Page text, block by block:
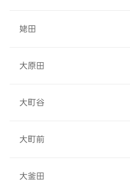
姥田
大原田
大町谷
大町前
大釜田